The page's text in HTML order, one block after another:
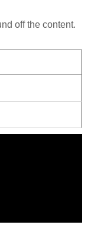
off the content.